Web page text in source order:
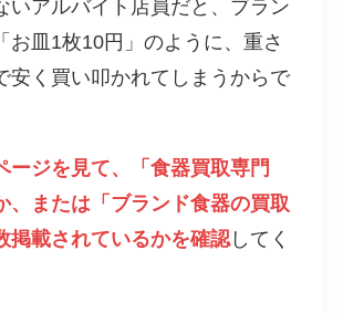
いアルバイト店員だと、ブラン
お皿1枚10円」のように、重さ
安く買い叩かれてしまうからで
ージを見て、「食器買取専門
、または「ブランド食器の買取
掲載されているかを確認 してく